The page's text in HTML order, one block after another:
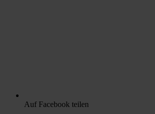
Auf Facebook teilen